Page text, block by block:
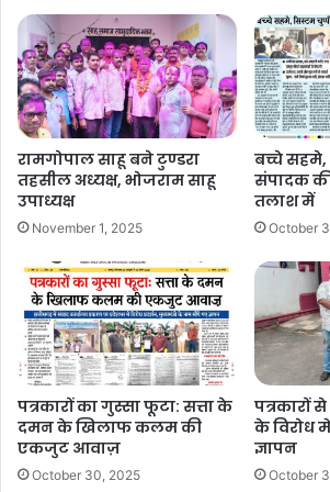
इस कार्रवाई में खमतराई थाने के उप निरीक्षक मुकेश
सनत जायसवाल, और रोशन भार्गव की महत्वपूर्ण
प्रभावी कार्रवाई के चलते अंतर्राज्यीय मादक पदार्थ
खुलासा हो सका।
गिरफ्तार आरोपी:
नाम: परमजीत सिंह, उम्र 32 वर्ष, निवासी: सैफलाबाद,
पता: हर्षित विहार, टाटीबंध, रायपुर)
रायपुर पुलिस द्वारा नशे के खिलाफ की जा रही इस
मादक पदार्थों की तस्करी पर नकेल कसने में मदद मिल
Buland Hindustan
रामगोपाल साहू बने टुण्डरा
तहसील अध्यक्ष, भोजराम साहू
उपाध्यक्ष
November 1, 2025
बच्चे सहमे,
संपादक
तलाश में
October
पत्रकारों का गुस्सा फूटा: सत्ता के
दमन के खिलाफ कलम की
एकजुट आवाज़
October 30, 2025
पत्रकारों
के विरोध
ज्ञापन
October